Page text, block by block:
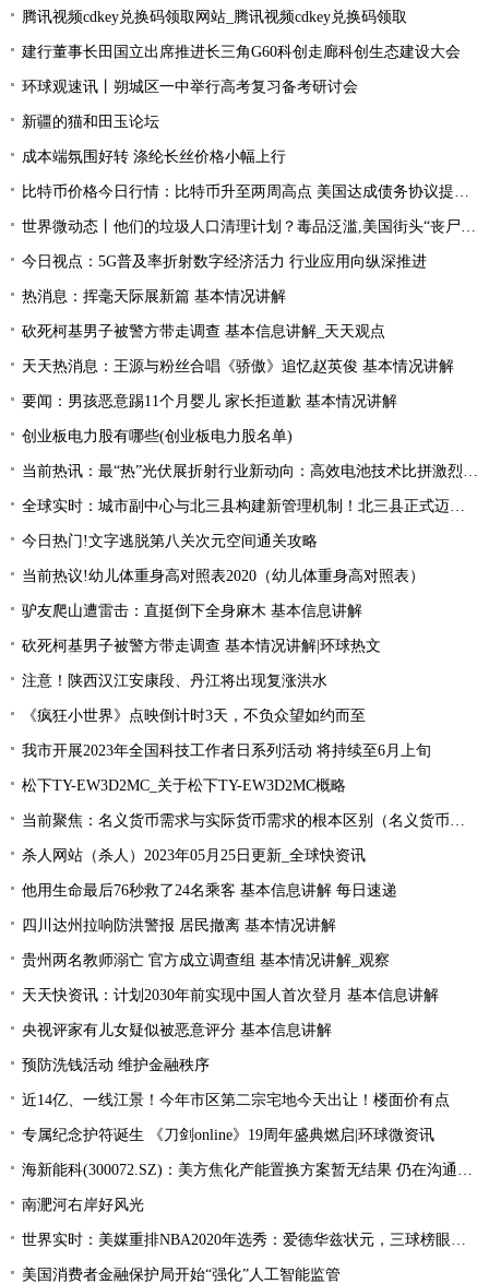
腾讯视频cdkey兑换码领取网站_腾讯视频cdkey兑换码领取
建行董事长田国立出席推进长三角G60科创走廊科创生态建设大会
环球观速讯丨朔城区一中举行高考复习备考研讨会
新疆的猫和田玉论坛
成本端氛围好转 涤纶长丝价格小幅上行
比特币价格今日行情：比特币升至两周高点 美国达成债务协议提振风险偏好
世界微动态丨他们的垃圾人口清理计划？毒品泛滥,美国街头“丧尸”遍地 白宫:新兴威胁
今日视点：5G普及率折射数字经济活力 行业应用向纵深推进
热消息：挥毫天际展新篇 基本情况讲解
砍死柯基男子被警方带走调查 基本信息讲解_天天观点
天天热消息：王源与粉丝合唱《骄傲》追忆赵英俊 基本情况讲解
要闻：男孩恶意踢11个月婴儿 家长拒道歉 基本情况讲解
创业板电力股有哪些(创业板电力股名单)
当前热讯：最“热”光伏展折射行业新动向：高效电池技术比拼激烈 光伏厂商掘金第二赛道
全球实时：城市副中心与北三县构建新管理机制！北三县正式迈入“北京管理”时代！
今日热门!文字逃脱第八关次元空间通关攻略
当前热议!幼儿体重身高对照表2020（幼儿体重身高对照表）
驴友爬山遭雷击：直挺倒下全身麻木 基本信息讲解
砍死柯基男子被警方带走调查 基本情况讲解|环球热文
注意！陕西汉江安康段、丹江将出现复涨洪水
《疯狂小世界》点映倒计时3天，不负众望如约而至
我市开展2023年全国科技工作者日系列活动 将持续至6月上旬
松下TY-EW3D2MC_关于松下TY-EW3D2MC概略
当前聚焦：名义货币需求与实际货币需求的根本区别（名义货币需求与实际货币需求）
杀人网站（杀人）2023年05月25日更新_全球快资讯
他用生命最后76秒救了24名乘客 基本信息讲解 每日速递
四川达州拉响防洪警报 居民撤离 基本情况讲解
贵州两名教师溺亡 官方成立调查组 基本情况讲解_观察
天天快资讯：计划2030年前实现中国人首次登月 基本信息讲解
央视评家有儿女疑似被恶意评分 基本信息讲解
预防洗钱活动 维护金融秩序
近14亿、一线江景！今年市区第二宗宅地今天出让！楼面价有点
专属纪念护符诞生 《刀剑online》19周年盛典燃启|环球微资讯
海新能科(300072.SZ)：美方焦化产能置换方案暂无结果 仍在沟通过程中|环球观点
南淝河右岸好风光
世界实时：美媒重排NBA2020年选秀：爱德华兹状元，三球榜眼，哈里伯顿探花
美国消费者金融保护局开始“强化”人工智能监管